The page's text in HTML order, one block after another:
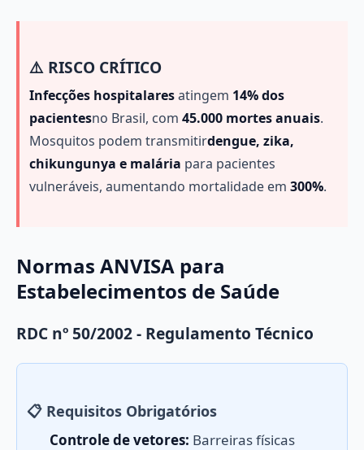
⚠️ RISCO CRÍTICO
Infecções hospitalaresatingem 14% dos
pacientesno Brasil, com 45.000 mortes anuais.
Mosquitos podem transmitirdengue, zika,
chikungunya e malária para pacientes
vulneráveis, aumentando mortalidade em 300%.
Normas ANVISA para
Estabelecimentos de Saúde
RDC nº 50/2002 - Regulamento Técnico
📋 Requisitos Obrigatórios
Controle de vetores: Barreiras físicas